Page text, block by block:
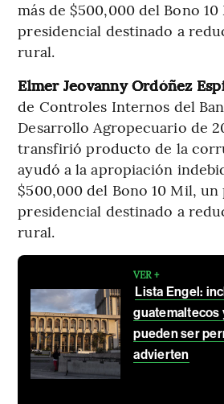
más de $500,000 del Bono
presidencial destinado a
rural.
Elmer Jeovanny Ordóñez
de Controles Internos del
Desarrollo Agropecuario de
transfirió producto de la
ayudó a la apropiación
$500,000 del Bono 10 Mil,
presidencial destinado a
rural.
VER +
Lista Engel:
guatemaltecos
pueden ser
advierten